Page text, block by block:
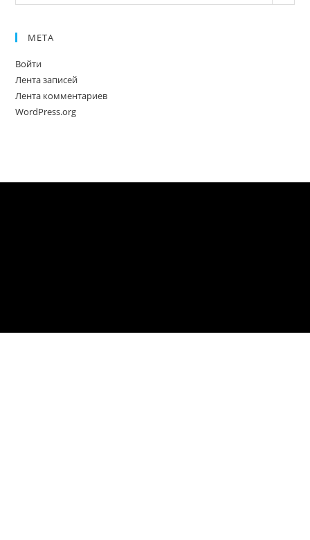
МЕТА
Войти
Лента записей
Лента комментариев
WordPress.org